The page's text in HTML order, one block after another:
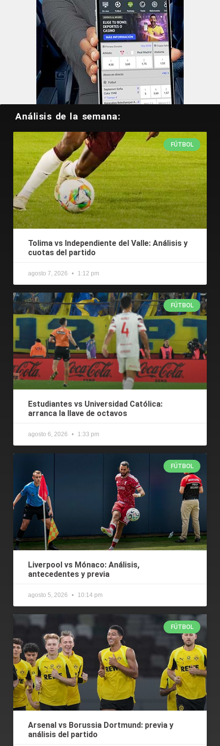
Análisis de la semana:
FÚTBOL
Tolima vs Independiente del Valle: Análisis y
cuotas del partido
agosto 7, 2026 1:12 pm
FÚTBOL
Estudiantes vs Universidad Católica:
arranca la llave de octavos
agosto 6, 2026 1:33 pm
FÚTBOL
Liverpool vs Mónaco: Análisis,
antecedentes y previa
agosto 5, 2026 10:14 pm
FÚTBOL
Arsenal vs Borussia Dortmund: previa y
análisis del partido